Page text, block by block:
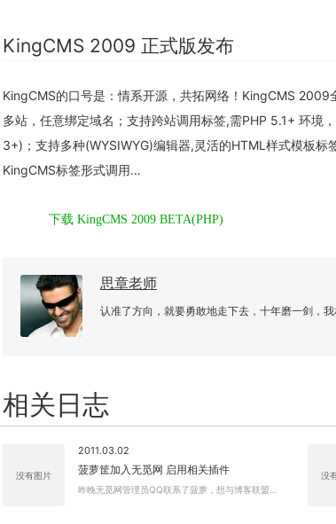
KingCMS 2009 正式版发布
KingCMS的口号是：情系开源，共拓网络！KingCMS 2009
多站，任意绑定域名；支持跨站调用标签,需PHP 5.1+ 环境
3+)；支持多种(WYSIWYG)编辑器,灵活的HTML样式模板标
KingCMS标签形式调用…
下载 KingCMS 2009 BETA(PHP)
思章老师
认准了方向，就要勇敢地走下去，十年磨一剑，我
相关日志
没有图片
2011.03.02
菠萝筐加入无觅网 启用相关插件
昨晚无觅网管理员QQ联系了菠萝，想与博客联盟…
没